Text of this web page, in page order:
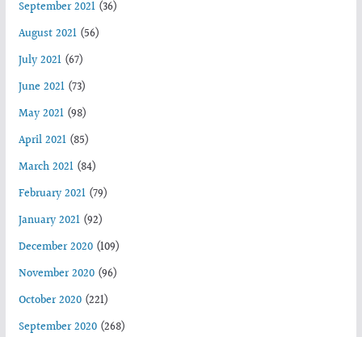
September 2021(36)
August 2021(56)
July 2021(67)
June 2021(73)
May 2021(98)
April 2021(85)
March 2021(84)
February 2021(79)
January 2021(92)
December 2020(109)
November 2020(96)
October 2020(221)
September 2020(268)